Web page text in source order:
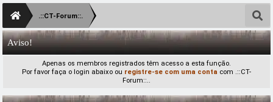
.::CT-Forum::.
Aviso!
Apenas os membros registrados têm acesso a esta função.
Por favor faça o login abaixo ou registre-se com uma conta com .::CT-
Forum::..